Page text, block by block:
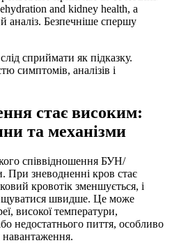
and kidney health, а
аналіз. Безпечніше спершу
сприймати як підказку.
симптомів, аналізів і
стає високим:
та механізми
співвідношення БУН/
При зневодненні кров стає
кровотік зменшується, і
швидше. Це може
високої температури,
недостатнього пиття, особливо
навантаження.